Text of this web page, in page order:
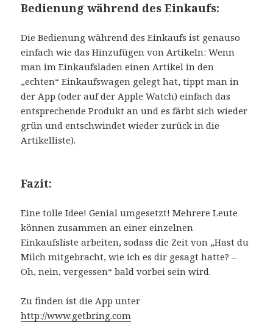
Bedienung während des Einkaufs:
Die Bedienung während des Einkaufs ist genauso
einfach wie das Hinzufügen von Artikeln: Wenn
man im Einkaufsladen einen Artikel in den
„echten“ Einkaufswagen gelegt hat, tippt man in
der App (oder auf der Apple Watch) einfach das
entsprechende Produkt an und es färbt sich wieder
grün und entschwindet wieder zurück in die
Artikelliste).
Fazit:
Eine tolle Idee! Genial umgesetzt! Mehrere Leute
können zusammen an einer einzelnen
Einkaufsliste arbeiten, sodass die Zeit von „Hast du
Milch mitgebracht, wie ich es dir gesagt hatte? –
Oh, nein, vergessen“ bald vorbei sein wird.
Zu finden ist die App unter
http://www.getbring.com